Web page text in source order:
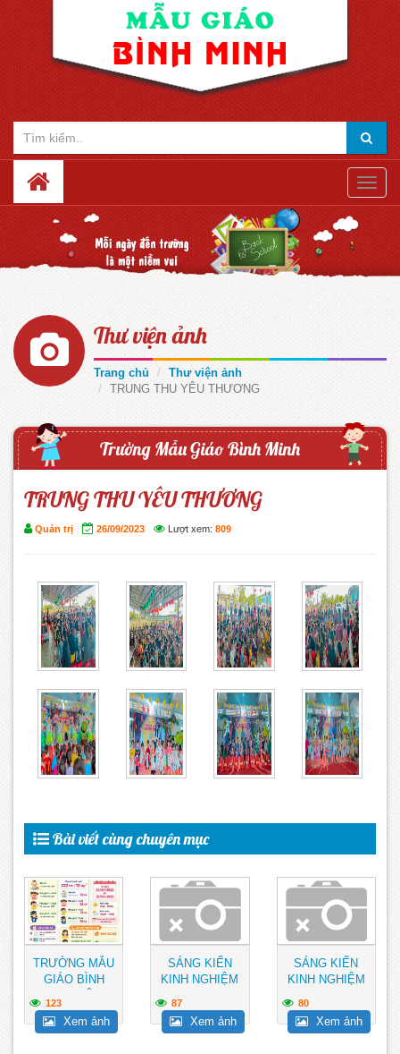
Toggle
Thư viện ảnh
Trang chủ
Thư viện ảnh
TRUNG THU YÊU THƯƠNG
Trường Mẫu Giáo Bình Minh
TRUNG THU YÊU THƯƠNG
Quản trị 26/09/2023 Lượt xem: 809
Bài viết cùng chuyên mục
TRƯỜNG MẪU
GIÁO BÌNH
BÁO TUYỂN
SINH NĂM
123
Xem ảnh
SÁNG KIẾN
KINH NGHIỆM
87
Xem ảnh
SÁNG KIẾN
KINH NGHIỆM
80
Xem ảnh